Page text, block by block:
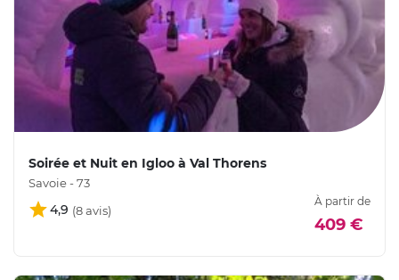
Soirée et Nuit en Igloo à Val Thorens
Savoie - 73
4,9
À partir de
409 €